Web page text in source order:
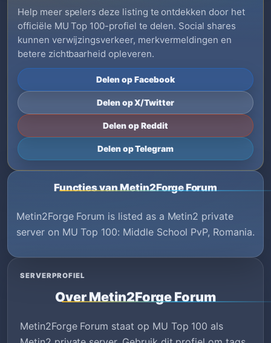
Help meer spelers deze listing te ontdekken door het
officiële MU Top 100-profiel te delen. Social shares
kunnen verwijzingsverkeer, merkvermeldingen en
betere zichtbaarheid opleveren.
Delen op Facebook
Delen op X/Twitter
Delen op Reddit
Delen op Telegram
Functies van Metin2Forge Forum
Metin2Forge Forum is listed as a Metin2 private
server on MU Top 100: Middle School PvP, Romania.
SERVERPROFIEL
Over Metin2Forge Forum
Metin2Forge Forum staat op MU Top 100 als